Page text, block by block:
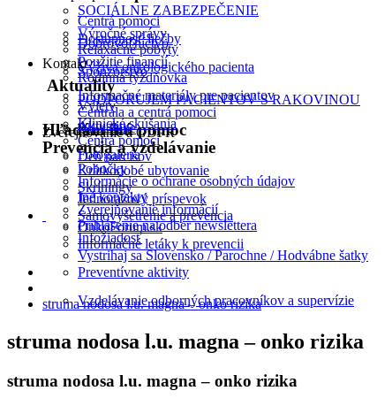
Centrá pomoci
Relaxačné pobyty
Rodinná týždňovka
Výlety
Hľadám inú pomoc
Krátkodobé ubytovanie
Jednorazový príspevok
OnkoForum.sk
Vystrihaj sa Slovensko / Parochne / Hodvábne šatky
Výročné správy
Použitie financií
Aktuality
Aktuality
Fotogaléria
SOCIÁLNE ZABEZPEČENIE
Dostupnosť liečby
Výživa onkologického pacienta
Informačné materiály pre pacientov
Klinické skúšania
Prevencia a vzdelávanie
Skríningy
Samovyšetrenie a prevencia
Informačné letáky k prevencii
Preventívne aktivity
Vzdelávanie odborných pracovníkov a supervízie
Dobrovoľníctvo
Sponzorstvo
PODPORUJEM PACIENTOV S RAKOVINOU
2% z dane
Deň narcisov
Kontakt
Centrála a centrá pomoci
Centrá pomoci
Pobočky
Iné kontakty
Prihlásenie na odber newslettera
Zverejňovanie a GDPR
Informácie o ochrane osobných údajov
Zverejňovanie informácií
Infožiadosť
struma nodosa l.u. magna – onko rizika
struma nodosa l.u. magna – onko rizika
struma nodosa l.u. magna – onko rizika